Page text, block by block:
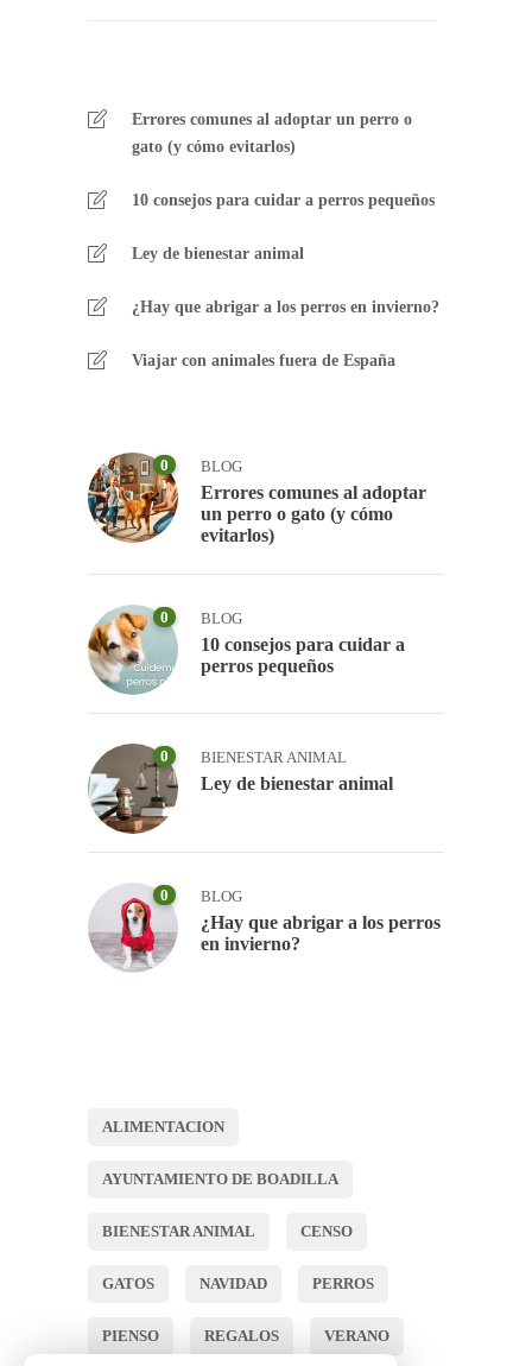
Errores comunes al adoptar un perro o
gato (y cómo evitarlos)
10 consejos para cuidar a perros pequeños
Ley de bienestar animal
¿Hay que abrigar a los perros en invierno?
Viajar con animales fuera de España
0 BLOG
Errores comunes al adoptar
un perro o gato (y cómo
evitarlos)
0 BLOG
10 consejos para cuidar a
perros pequeños
0 BIENESTAR ANIMAL
Ley de bienestar animal
0 BLOG
¿Hay que abrigar a los perros
en invierno?
ALIMENTACION
AYUNTAMIENTO DE BOADILLA
BIENESTAR ANIMAL CENSO
GATOS NAVIDAD PERROS
PIENSO REGALOS VERANO